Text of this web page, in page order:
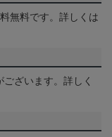
無料です。詳しくは
ざいます。詳しく